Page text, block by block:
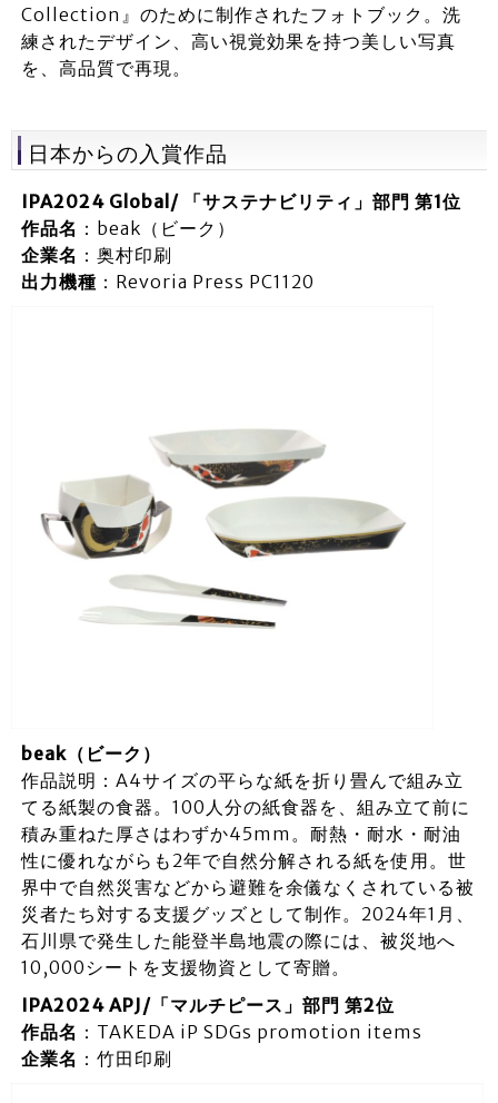
Collection』のために制作されたフォトブック。洗
練されたデザイン、高い視覚効果を持つ美しい写真
を、高品質で再現。
日本からの入賞作品
IPA2024 Global/ 「サステナビリティ」部門 第1位
作品名 ：beak（ビーク）
企業名 ：奥村印刷
出力機種 ：Revoria Press PC1120
beak（ビーク）
作品説明：A4サイズの平らな紙を折り畳んで組み立
てる紙製の食器。100人分の紙食器を、組み立て前に
積み重ねた厚さはわずか45mm。耐熱・耐水・耐油
性に優れながらも2年で自然分解される紙を使用。世
界中で自然災害などから避難を余儀なくされている被
災者たち対する支援グッズとして制作。2024年1月、
石川県で発生した能登半島地震の際には、被災地へ
10,000シートを支援物資として寄贈。
IPA2024 APJ/「マルチピース」部門 第2位
作品名 ：TAKEDA iP SDGs promotion items
企業名 ：竹田印刷